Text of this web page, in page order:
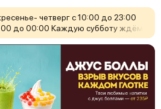
четвергс10:00 до 23:00
до 00:00 Каждую субботу ждём
нанашемтанцполе!Вход